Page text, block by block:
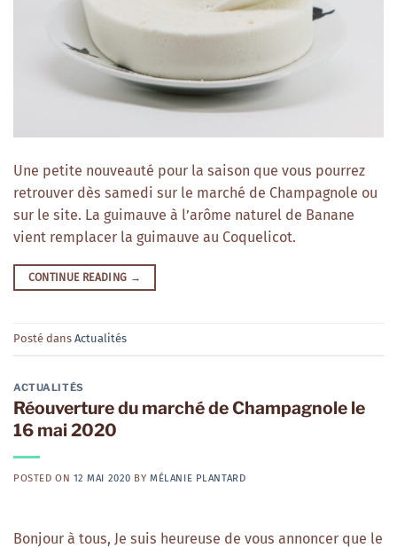
Une petite nouveauté pour la saison que vous pourrez
retrouver dès samedi sur le marché de Champagnole ou
sur le site. La guimauve à l’arôme naturel de Banane
vient remplacer la guimauve au Coquelicot.
CONTINUE READING →
Posté dans Actualités
ACTUALITÉS
Réouverture du marché de Champagnole le
16 mai 2020
POSTED ON 12 MAI 2020 BYMÉLANIE PLANTARD
Bonjour à tous, Je suis heureuse de vous annoncer que le